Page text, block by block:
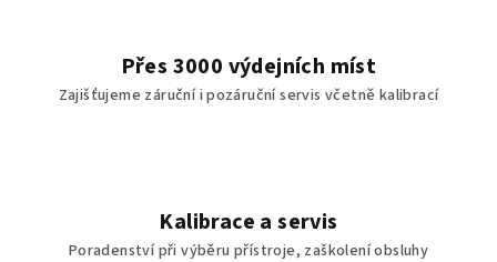
Přes 3000 výdejních míst
Zajišťujeme záruční i pozáruční servis včetně kalibrací
Kalibrace a servis
Poradenství při výběru přístroje, zaškolení obsluhy